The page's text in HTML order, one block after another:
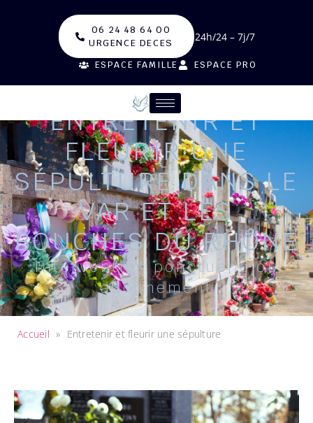
06 24 48 64 00
URGENCE DECES
24h/24 – 7j/7
ESPACE FAMILLE ESPACE PRO
ENTRETENIR ET
FLEURIR UNE
SÉPULTURE DANS LE
VAR ET LES
BOUCHES DU RHÔNE
Intervention ponctuelle ou
abonnement
Accueil » Entretenir et fleurir une sépulture